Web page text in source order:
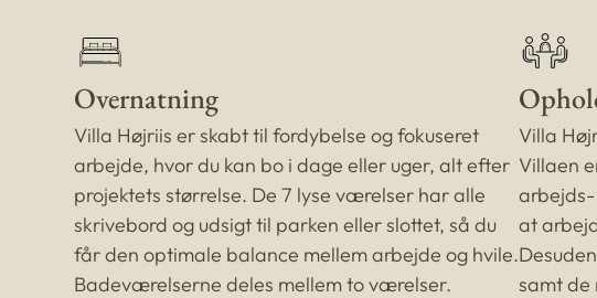
Overnatning
Villa Højriis er skabt til fordybelse og fokuseret
arbejde, hvor du kan bo i dage eller uger, alt efter
projektets størrelse. De 7 lyse værelser har alle
skrivebord og udsigt til parken eller slottet, så du
får den optimale balance mellem arbejde og hvile.
Badeværelserne deles mellem to værelser.
Villa
Villaen
at
samt de